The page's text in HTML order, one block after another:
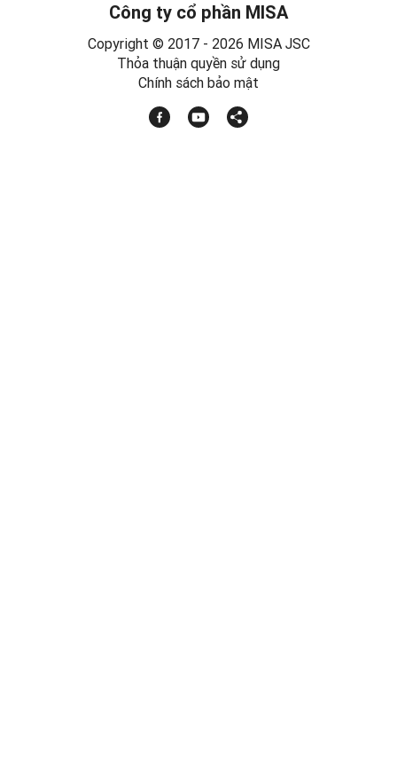
Công ty cổ phần MISA
Copyright © 2017 - 2026 MISA JSC
Thỏa thuận quyền sử dụng
Chính sách bảo mật